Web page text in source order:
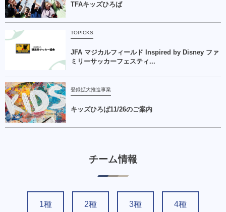
TFAキッズひろば
TOPICKS
JFA マジカルフィールド Inspired by Disney ファ
ミリーサッカーフェスティ...
登録拡大推進事業
キッズひろば11/26のご案内
チーム情報
1種 2種 3種 4種